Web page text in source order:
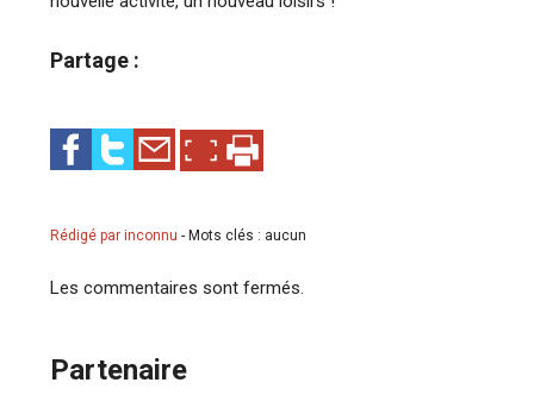
Partage :
Rédigé par inconnu-Mots clés : aucun
Les commentaires sont fermés.
Partenaire